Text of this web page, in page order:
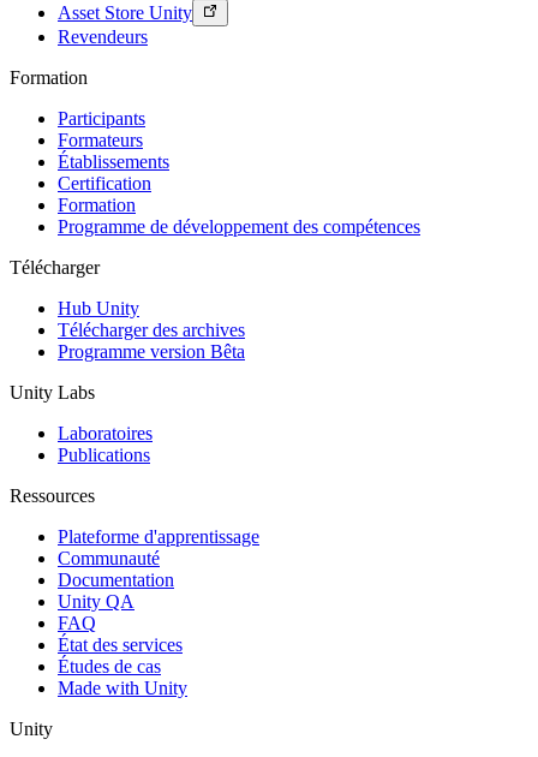
Asset Store Unity
Revendeurs
Formation
Participants
Formateurs
Établissements
Certification
Formation
Programme de développement des compétences
Télécharger
Hub Unity
Télécharger des archives
Programme version Bêta
Unity Labs
Laboratoires
Publications
Ressources
Plateforme d'apprentissage
Communauté
Documentation
Unity QA
FAQ
État des services
Études de cas
Made with Unity
Unity